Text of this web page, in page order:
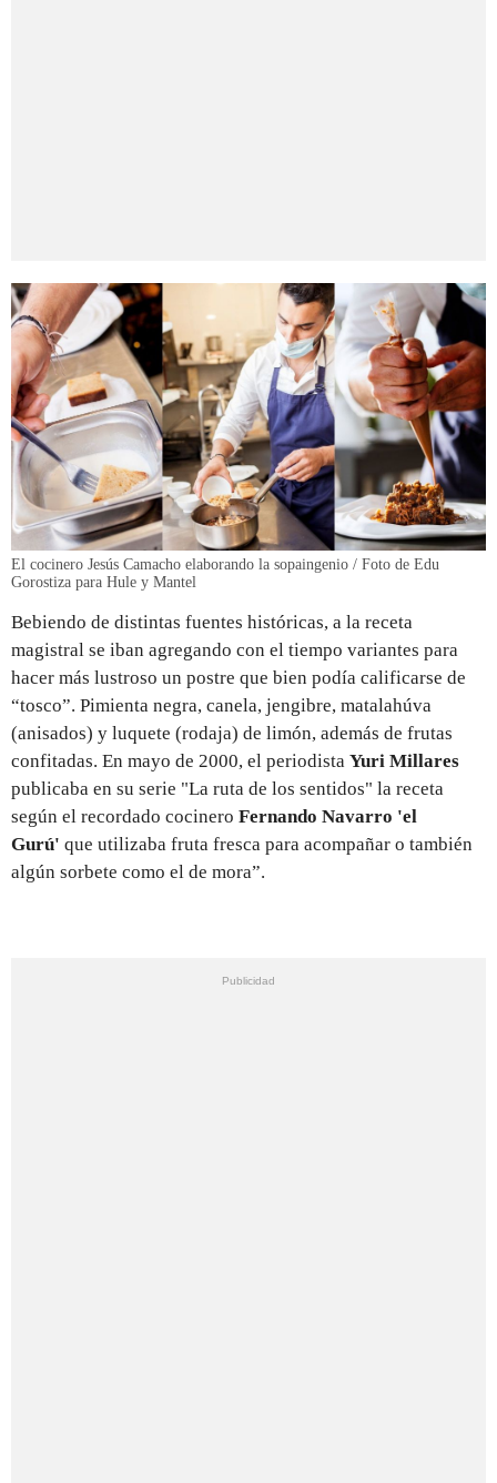
El cocinero Jesús Camacho elaborando la sopaingenio / Foto de Edu
Gorostiza para Hule y Mantel
Bebiendo de distintas fuentes históricas, a la receta
magistral se iban agregando con el tiempo variantes para
hacer más lustroso un postre que bien podía calificarse de
“tosco”. Pimienta negra, canela, jengibre, matalahúva
(anisados) y luquete (rodaja) de limón, además de frutas
confitadas. En mayo de 2000, el periodista Yuri Millares
publicaba en su serie "La ruta de los sentidos" la receta
según el recordado cocinero Fernando Navarro 'el
Gurú' que utilizaba fruta fresca para acompañar o también
algún sorbete como el de mora”.